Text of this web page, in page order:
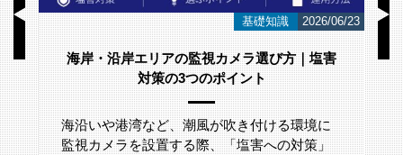
23 お知らせ 2026/06/12
スウェーデンのネットワークカメラメーカー
「Axis Japan Partner Summit 2026」に参加
いたしました。
2026年5月29日(金)に、グランドニッコー東京